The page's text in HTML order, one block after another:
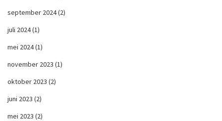
september 2024(2)
juli 2024(1)
mei 2024(1)
november 2023 (1)
oktober 2023 (2)
juni 2023 (2)
mei 2023 (2)